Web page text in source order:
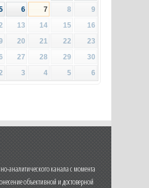
6 7 8
9
13 14 15
16
20 21 22
23
27 28 29
30
3 4 5 6
аналитического канала с момента
объективной и достоверной